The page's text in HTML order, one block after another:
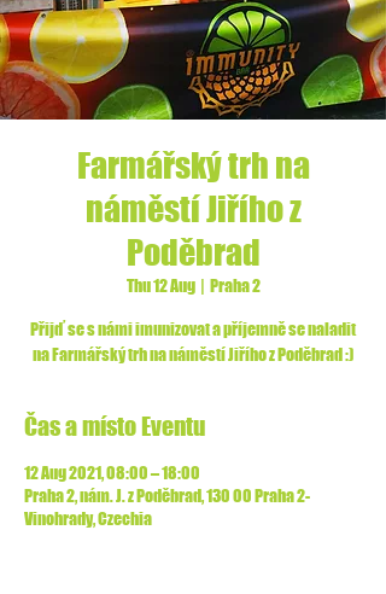
Farmářský trh na
náměstí Jiřího z
Poděbrad
Thu 12 Aug
  |
Praha 2
Přijď se s námi imunizovat a příjemně se naladit
na Farmářský trh na náměstí Jiřího z Poděbrad :)
Čas a místo Eventu
12 Aug 2021, 08:00 – 18:00
Praha 2, nám. J. z Poděbrad, 130 00 Praha 2-
Vinohrady, Czechia